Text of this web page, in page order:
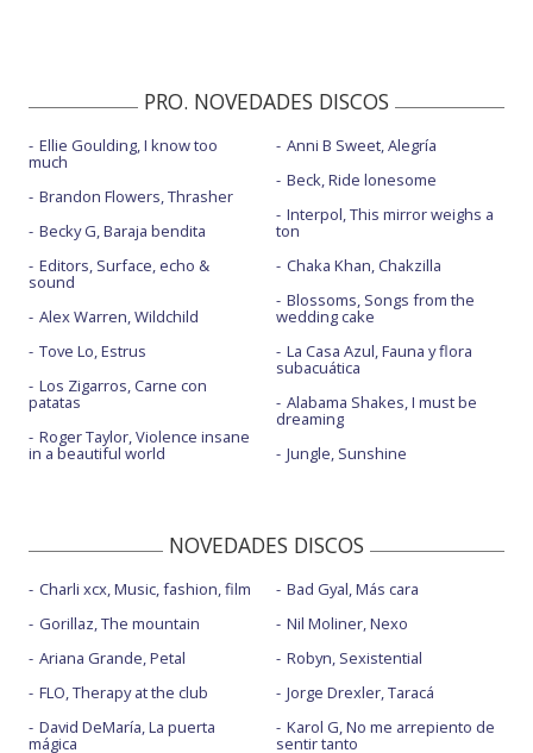
PRO. NOVEDADES DISCOS
Ellie Goulding, I know too
much
Brandon Flowers, Thrasher
Becky G, Baraja bendita
Editors, Surface, echo &
sound
Alex Warren, Wildchild
Tove Lo, Estrus
Los Zigarros, Carne con
patatas
Roger Taylor, Violence insane
in a beautiful world
Anni B Sweet, Alegría
Beck, Ride lonesome
Interpol, This mirror weighs a
ton
Chaka Khan, Chakzilla
Blossoms, Songs from the
wedding cake
La Casa Azul, Fauna y flora
subacuática
Alabama Shakes, I must be
dreaming
Jungle, Sunshine
NOVEDADES DISCOS
Charli xcx, Music, fashion, film
Gorillaz, The mountain
Ariana Grande, Petal
FLO, Therapy at the club
David DeMaría, La puerta
mágica
Bad Gyal, Más cara
Nil Moliner, Nexo
Robyn, Sexistential
Jorge Drexler, Taracá
Karol G, No me arrepiento de
sentir tanto